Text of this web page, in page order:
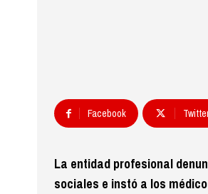
Facebook
La entidad profesional
sociales e instó a los